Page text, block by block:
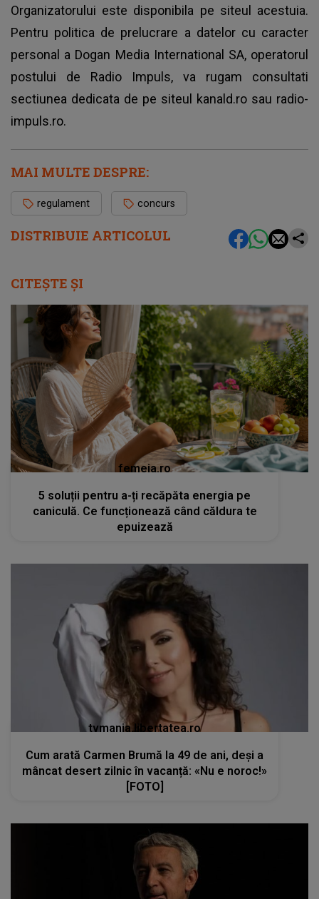
DISTRIBUIE ARTICOLUL
Organizatorului este disponibila pe siteul acestuia.
Pentru politica de prelucrare a datelor cu caracter
personal a Dogan Media International SA, operatorul
postului de Radio Impuls, va rugam consultati
sectiunea dedicata de pe siteul kanald.ro sau radio-
impuls.ro.
MAI MULTE DESPRE:
regulament concurs
CITEȘTE ȘI
femeia.ro
5 soluții pentru a-ți recăpăta energia pe
caniculă. Ce funcționează când căldura te
epuizează
tvmania.libertatea.ro
Cum arată Carmen Brumă la 49 de ani, deși a
mâncat desert zilnic în vacanță: «Nu e noroc!»
[FOTO]